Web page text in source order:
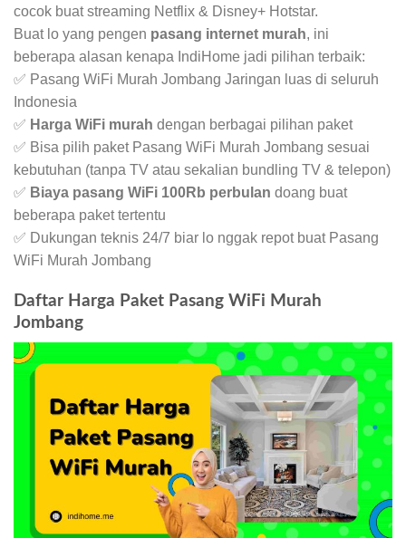
cocok buat streaming Netflix & Disney+ Hotstar.
Buat lo yang pengen pasang internet murah, ini
beberapa alasan kenapa IndiHome jadi pilihan terbaik:
✅ Pasang WiFi Murah Jombang Jaringan luas di seluruh
Indonesia
✅ Harga WiFi murah dengan berbagai pilihan paket
✅ Bisa pilih paket Pasang WiFi Murah Jombang sesuai
kebutuhan (tanpa TV atau sekalian bundling TV & telepon)
✅ Biaya pasang WiFi 100Rb perbulan doang buat
beberapa paket tertentu
✅ Dukungan teknis 24/7 biar lo nggak repot buat Pasang
WiFi Murah Jombang
Daftar Harga Paket Pasang WiFi Murah
Jombang